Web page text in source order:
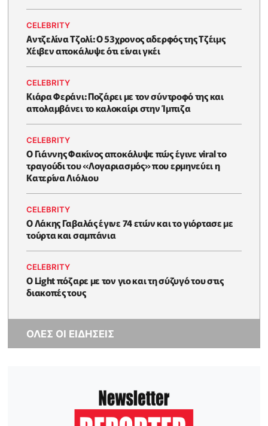
CELEBRITY
Αντζελίνα Τζολί: Ο 53χρονος αδερφός της Τζέιμς
Χέιβεν αποκάλυψε ότι είναι γκέι
CELEBRITY
Κιάρα Φεράνι: Ποζάρει με τον σύντροφό της και
απολαμβάνει το καλοκαίρι στην Ίμπιζα
CELEBRITY
Ο Γιάννης Φακίνος αποκάλυψε πώς έγινε viral το
τραγούδι του «Λογαριασμός» που ερμηνεύει η
Κατερίνα Λιόλιου
CELEBRITY
Ο Λάκης Γαβαλάς έγινε 74 ετών και το γιόρτασε με
τούρτα και σαμπάνια
CELEBRITY
Ο Light πόζαρε με τον γιο και τη σύζυγό του στις
διακοπές τους
ΟΛΕΣ ΟΙ ΕΙΔΗΣΕΙΣ